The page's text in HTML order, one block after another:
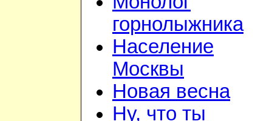
горнолыжника
Население
Москвы
Новая весна
Ну, что ты